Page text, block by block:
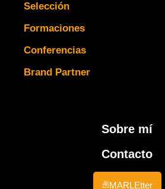
Selección
Formaciones
Conferencias
Brand Partner
Sobre mí
Contacto
MARLEtter